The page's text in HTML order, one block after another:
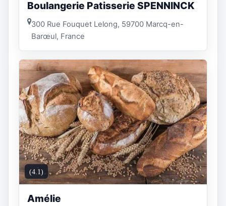
Boulangerie Patisserie SPENNINCK
300 Rue Fouquet Lelong, 59700 Marcq-en-
Barœul, France
(4.1)
Amélie